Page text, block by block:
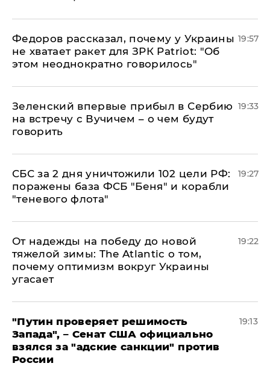
Федоров рассказал, почему у Украины
не хватает ракет для ЗРК Patriot: "Об
этом неоднократно говорилось"
19:57
Зеленский впервые прибыл в Сербию
на встречу с Вучичем – о чем будут
говорить
19:33
СБС за 2 дня уничтожили 102 цели РФ:
поражены база ФСБ "Беня" и корабли
"теневого флота"
19:27
От надежды на победу до новой
тяжелой зимы: The Atlantic о том,
почему оптимизм вокруг Украины
угасает
19:22
"Путин проверяет решимость
Запада", – Сенат США официально
взялся за "адские санкции" против
России
19:13